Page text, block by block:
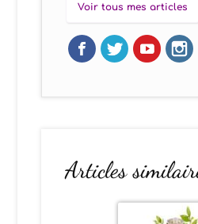
Voir tous mes articles
Articles